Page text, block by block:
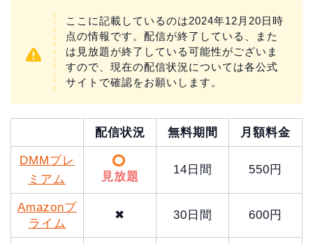
ここに記載しているのは2024年12月20日時
点の情報です。配信が終了している、また
は見放題が終了している可能性がございま
すので、現在の配信状況については各公式
サイトで確認をお願いします。
配信状況 無料期間 月額料金
DMMプレ
ミアム
見放題
14日間 550円
Amazonプ
ライム
✖ 30日間 600円